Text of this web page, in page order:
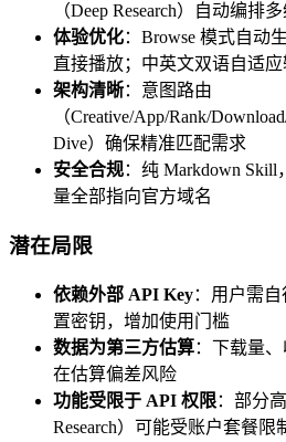
（Deep Research）自动编排
体验优化：Browse 模式自动
直接播放；中英文双语自适应
架构清晰：意图路由
（Creative/App/Rank/
Dive）确保精准匹配需求
安全合规：纯 Markdown
量全部指向官方域名
潜在局限
依赖外部 API Key：用户需
置密钥，增加使用门槛
数据为第三方估算：下载量
在估算偏差风险
功能受限于 API 权限：部分
Research）可能受账户套餐限